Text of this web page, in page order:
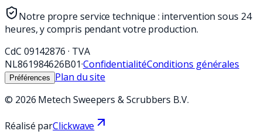
Notre propre service technique : intervention sous 24
heures, y compris pendant votre production.
CdC 09142876 · TVA
NL861984626B01·ConfidentialitéConditions générales
Préférences
Plan du site
© 2026 Metech Sweepers & Scrubbers B.V.
Réalisé parClickwave